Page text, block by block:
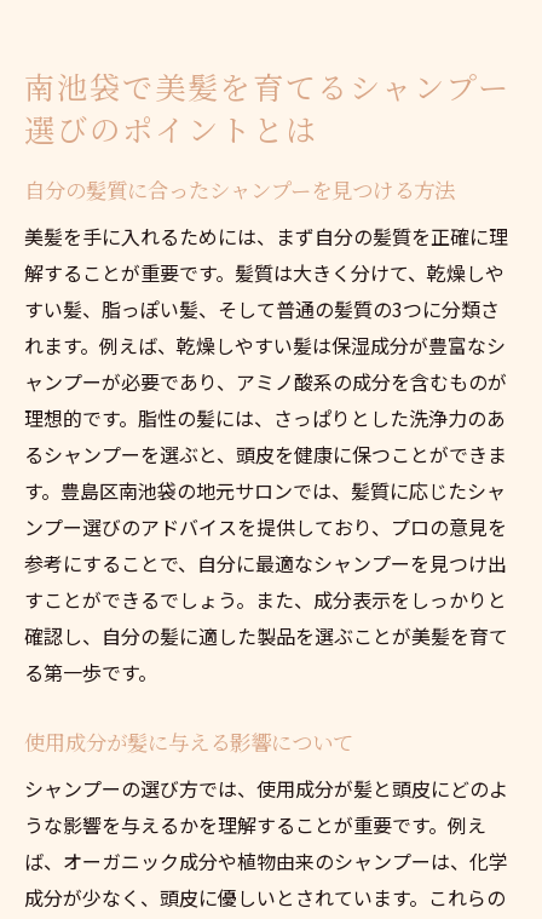
専門家が推奨するオーガニック成分とは
アレルギー対策としてのオーガニックシャ
方
地元サロンが教える美髪シャンプー選びの秘訣
プロが教える髪質別シャンプー選び
サロンでのカウンセリングの重要性
最新のヘアケアトレンドを取り入れる
サロンスタッフが勧めるシャンプーの利点
実際に試すことの重要性
サロンと自宅でのケアの組み合わせ方
植物由来の美髪シャンプーの効果と選び方ガイ
ド
植物由来成分の持つ自然な効果
髪に優しい植物成分の選び方
人気の植物由来シャンプーのレビュー
成分ラベルの確認ポイント
髪と地肌の健康を守る植物由来シャンプー
頭皮に優しい美髪シャンプーで輝く髪を手に入
南池袋で美髪を育てるシャンプー
選びのポイントとは
自分の髪質に合ったシャンプーを見つける方法
美髪を手に入れるためには、まず自分の髪質を正確に理
解することが重要です。髪質は大きく分けて、乾燥しや
すい髪、脂っぽい髪、そして普通の髪質の3つに分類さ
れます。例えば、乾燥しやすい髪は保湿成分が豊富なシ
ャンプーが必要であり、アミノ酸系の成分を含むものが
理想的です。脂性の髪には、さっぱりとした洗浄力のあ
るシャンプーを選ぶと、頭皮を健康に保つことができま
す。豊島区南池袋の地元サロンでは、髪質に応じたシャ
ンプー選びのアドバイスを提供しており、プロの意見を
参考にすることで、自分に最適なシャンプーを見つけ出
すことができるでしょう。また、成分表示をしっかりと
確認し、自分の髪に適した製品を選ぶことが美髪を育て
る第一歩です。
使用成分が髪に与える影響について
シャンプーの選び方では、使用成分が髪と頭皮にどのよ
うな影響を与えるかを理解することが重要です。例え
ば、オーガニック成分や植物由来のシャンプーは、化学
成分が少なく、頭皮に優しいとされています。これらの